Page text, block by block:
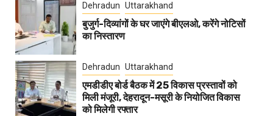
Dehradun Uttarakhand
बुजुर्ग-दिव्यांगों के घर जाएंगे बीएलओ, करेंगे नोटिसों
का निस्तारण
Dehradun Uttarakhand
एमडीडीए बोर्ड बैठक में 25 विकास प्रस्तावों को
मिली मंजूरी, देहरादून-मसूरी के नियोजित विकास
को मिलेगी रफ्तार